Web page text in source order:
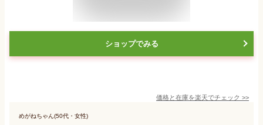
ショップでみる
価格と在庫を楽天でチェック >>
めがねちゃん(50代・女性)